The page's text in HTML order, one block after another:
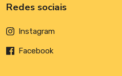
Redes sociais
Instagram
Facebook